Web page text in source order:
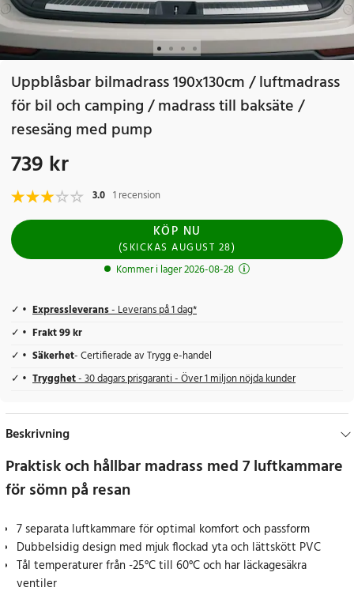
Uppblåsbar bilmadrass 190x130cm / luftmadrass
för bil och camping / madrass till baksäte /
resesäng med pump
Pris:739 kr
739 kr
3.0 1 recension
KÖP NU
(SKICKASAUGUST 28)
Kommer i lager 2026-08-28
Expressleverans- Leverans på 1 dag*
Frakt 99 kr
Säkerhet- Certifierade av Trygg e-handel
Trygghet- 30 dagars prisgaranti - Över 1 miljon nöjda kunder
Beskrivning
Praktisk och hållbar madrass med 7 luftkammare
för sömn på resan
7 separata luftkammare för optimal komfort och passform
Dubbelsidig design med mjuk flockad yta och lättskött PVC
Tål temperaturer från -25°C till 60°C och har läckagesäkra
ventiler